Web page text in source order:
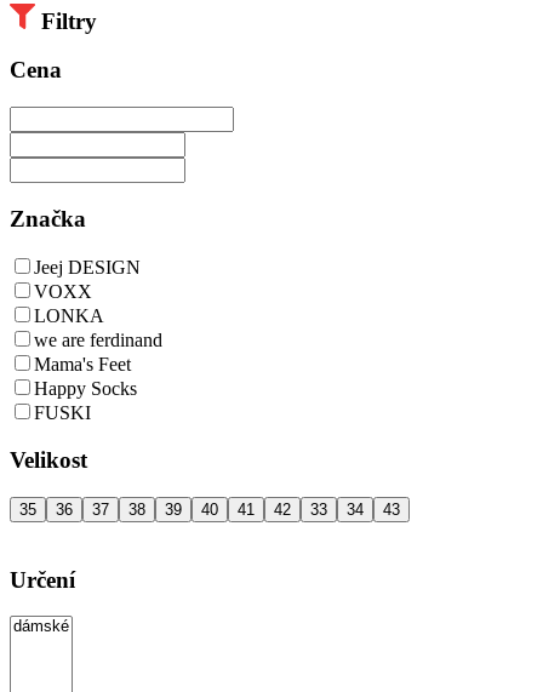
Filtry
Cena
Značka
Jeej DESIGN
VOXX
LONKA
we are ferdinand
Mama's Feet
Happy Socks
FUSKI
Velikost
35 36 37 38 39 40 41 42 33 34 43
Určení